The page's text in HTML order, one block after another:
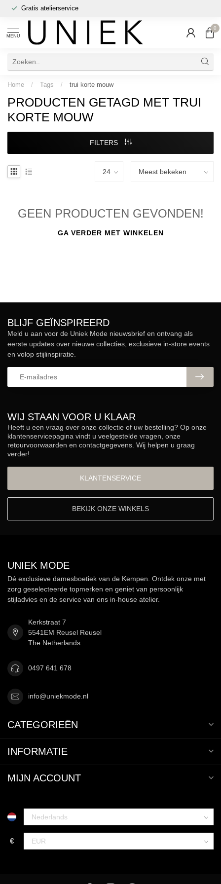
Gratis atelierservice
MENU
0
Home / Tags / trui korte mouw
PRODUCTEN GETAGD MET TRUI
KORTE MOUW
FILTERS
GEEN PRODUCTEN GEVONDEN!
GA VERDER MET WINKELEN
WIJ STAAN VOOR U KLAAR
Heeft u een vraag over onze collectie of uw bestelling? Op onze
klantenservicepagina vindt u veelgestelde vragen, onze
retourvoorwaarden en contactgegevens. Wij helpen u graag
verder!
KLANTENSERVICE
BEKIJK ONZE WINKELS
BLIJF GEÏNSPIREERD
Meld u aan voor de Uniek Mode nieuwsbrief en ontvang als
eerste updates over nieuwe collecties, exclusieve in-store events
en volop stijlinspiratie.
UNIEK MODE
Dé exclusieve damesboetiek van de Kempen. Ontdek onze met
zorg geselecteerde topmerken en geniet van persoonlijk
stijladvies en de service van ons in-house atelier.
Kerkstraat 7
5541EM Reusel Reusel
The Netherlands
0497 641 678
info@uniekmode.nl
CATEGORIEËN
INFORMATIE
MIJN ACCOUNT
€